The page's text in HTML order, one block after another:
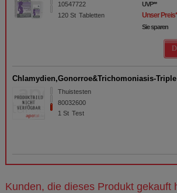
10547722
120St Tabletten
UVP**
Unser Preis*
Sie sparen
Chlamydien,Gonorroe&Trichomoniasis-
Thuistesten
80032600
1St Test
Kunden, die dieses Produkt gekauft